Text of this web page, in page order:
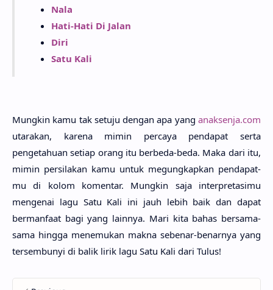
Nala
Hati-Hati Di Jalan
Diri
Satu Kali
Mung­kin kamu tak setu­ju dengan apa yang anaksenja.com
utara­kan, kare­na mimin perca­ya penda­pat serta
pengetahu­an seti­ap orang itu berbe­da-beda. Maka dari itu,
mimin persila­kan kamu untuk megungkap­kan pendapat­
mu di kolom komen­tar. Mung­kin saja interpretasi­mu
menge­nai lagu Satu Kali ini jauh lebih baik dan dapat
bermanfa­at bagi yang lain­nya. Mari kita bahas bersa­ma-
sama hing­ga menemu­kan makna sebe­nar-benar­nya yang
tersembu­nyi di balik lirik lagu Satu Kali dari Tulus!